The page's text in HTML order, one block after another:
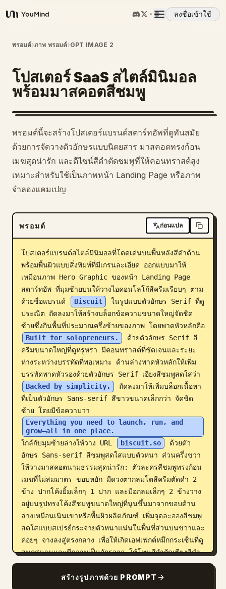
YouMind
ลงชื่อเข้าใช้
ภาพรวม
กรณีการใช้งาน
ทักษะ
พรอมต์
ราคา
บล็อก
อัปเดต
พรอมต์›ภาพ พรอมต์›GPT IMAGE 2
โปสเตอร์ SaaS สไตล์มินิมอล
พร้อมมาสคอตสีชมพู
พรอมต์นี้จะสร้างโปสเตอร์แบรนด์สตาร์ทอัพที่ดูทันสมัย
ด้วยการจัดวางตัวอักษรแบบนิตยสาร มาสคอตทรงก้อน
เมฆสุดน่ารัก และดีไซน์สีดำตัดชมพูที่ให้คอนทราสต์สูง
เหมาะสำหรับใช้เป็นภาพหน้า Landing Page หรือภาพ
จำลองแคมเปญ
พรอมต์ ก่อนแปล
โปสเตอร์แบรนด์สไตล์มินิมอลที่โดดเด่นบนพื้นหลังสีดำด้าน
พร้อมพื้นผิวแบบสิ่งพิมพ์ที่มีเกรนละเอียด ออกแบบมาให้
เหมือนภาพ Hero Graphic ของหน้า Landing Page
สตาร์ทอัพ ที่มุมซ้ายบนให้วางไอคอนโลโก้สีครีมเรียบๆ ตาม
ด้วยชื่อแบรนด์
Biscuit
ในรูปแบบตัวอักษร Serif ที่ดู
ประณีต ถัดลงมาให้สร้างบล็อกข้อความขนาดใหญ่จัดชิด
Built for solopreneurs.
ด้วยตัวอักษร Serif สี
ครีมขนาดใหญ่ที่ดูหรูหรา มีคอนทราสต์ที่ชัดเจนและระยะ
ห่างระหว่างบรรทัดที่พอเหมาะ ด้านล่างพาดหัวหลักให้เพิ่ม
บรรทัดพาดหัวรองด้วยตัวอักษร Serif เอียงสีชมพูสดใสว่า
Backed by simplicity.
ถัดลงมาให้เพิ่มบล็อกเนื้อหา
ที่เป็นตัวอักษร Sans-serif สีขาวขนาดเล็กกว่า จัดชิด
ซ้าย โดยมีข้อความว่า
Everything you need to launch, run, and
grow—all in one place.
ใกล้กับมุมซ้ายล่างให้วาง URL
biscuit.so
ด้วยตัว
อักษร Sans-serif สีชมพูสดใสแบบตัวหนา ส่วนครึ่งขวา
ให้วางมาสคอตนามธรรมสุดน่ารัก: ตัวละครสีชมพูทรงก้อน
เมฆที่ไม่สมมาตร ขอบหยัก มีดวงตากลมโตสีครีมตัดดำ 2
ข้าง ปากโค้งยิ้มเล็กๆ 1 ปาก และมือกลมเล็กๆ 2 ข้างวาง
อยู่บนรูปทรงโค้งสีชมพูขนาดใหญ่ที่นูนขึ้นมาจากขอบด้าน
ล่างเหมือนเนินเขาหรือพื้นผิวผลิตภัณฑ์ เพิ่มจุดละอองสีชมพู
สดใสแบบสเปรย์กระจายตัวหนาแน่นในพื้นที่ส่วนบนขวาและ
ค่อยๆ จางลงสู่ตรงกลาง เพื่อให้เกิดเอฟเฟกต์หมึกกระเซ็นที่ดู
สนุกสนานและมีความเป็นจักรวาล ใช้โทนสีจำกัดเพียงสีดำ
สีครีม สีขาว และสีชมพูสดใส เน้นการจัดวางตัวอักษรแบบ
นิตยสารที่มีคอนทราสต์สูง มีพื้นที่ว่าง (Negative space)
สร้างรูปภาพด้วย PROMPT